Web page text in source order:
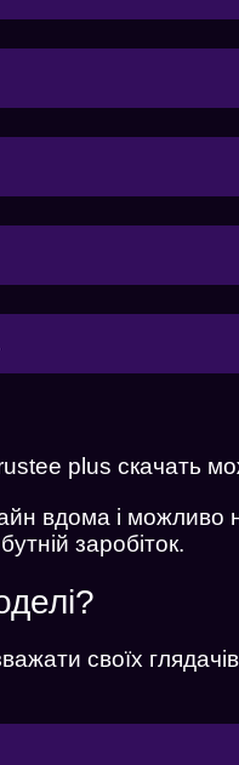
plus скачать
вдома і
заробіток.
своїх